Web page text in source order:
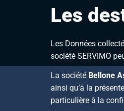
Les
Les Données
société SERVIMO
La société Bellone
ainsi qu’à la
particulière à la